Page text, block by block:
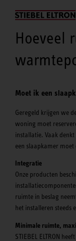
Actueel
Hoeveel
Moet ik een
Geregeld krijgen we
woning moet
installatie. Vaak
een slaapkamer
Integratie
Onze producten
ruimte in beslag
het installeren steeds
Minimale ruimte,
STIEBEL ELTRON